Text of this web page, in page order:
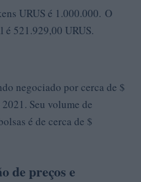
URUS é 1.000.000. O
521.929,00 URUS.
negociado por cerca de $
Seu volume de
é de cerca de $
de preços e